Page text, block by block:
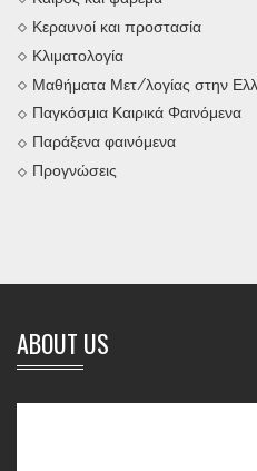
Κεραυνοί και προστασία
Κλιματολογία
Μαθήματα Μετ/λογίας στην
Παγκόσμια Καιρικά Φαινόμενα
Παράξενα φαινόμενα
Προγνώσεις
ABOUT US